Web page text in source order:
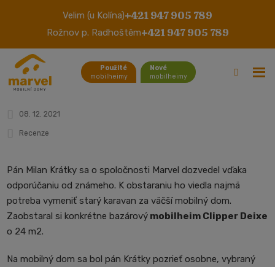
Velim (u Kolína)+421 947 905 789
Rožnov p. Radhoštěm+421 947 905 789
Použité
mobilheimy
Nové
mobilheimy
Clipper Deixe do Jacht klubu v obci
Pavlov
08. 12. 2021
Recenze
Pán Milan Krátky sa o spoločnosti Marvel dozvedel vďaka
odporúčaniu od známeho. K obstaraniu ho viedla najmä
potreba vymeniť starý karavan za väčší mobilný dom.
Zaobstaral si konkrétne bazárový mobilheim Clipper Deixe
o 24 m2.
Na mobilný dom sa bol pán Krátky pozrieť osobne, vybraný